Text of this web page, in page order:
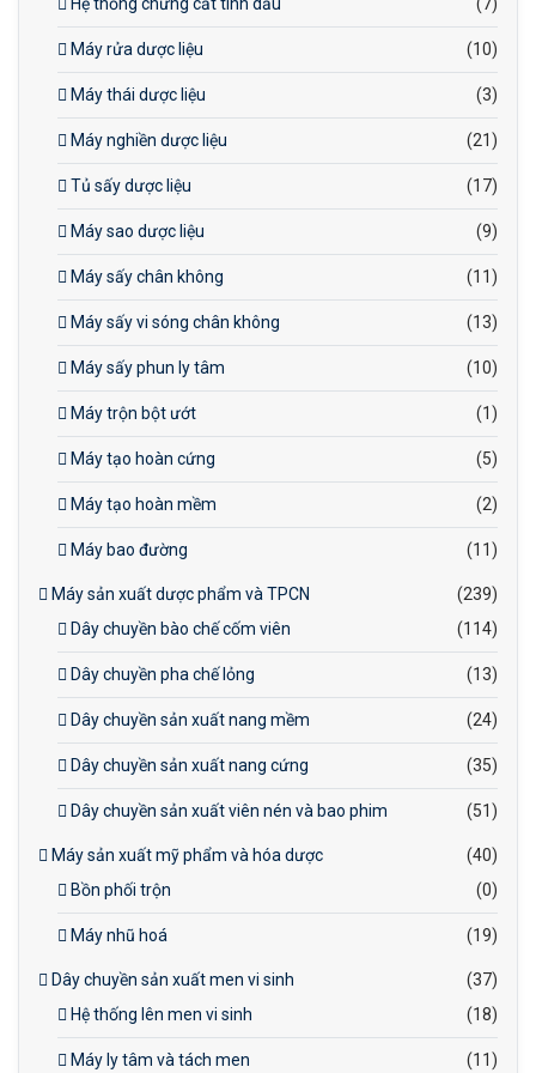
Máy rửa dược liệu (10)
Máy thái dược liệu (3)
Máy nghiền dược liệu (21)
Tủ sấy dược liệu (17)
Máy sao dược liệu (9)
Máy sấy chân không (11)
Máy sấy vi sóng chân không (13)
Máy sấy phun ly tâm (10)
Máy trộn bột ướt (1)
Máy tạo hoàn cứng (5)
Máy tạo hoàn mềm (2)
Máy bao đường (11)
Máy sản xuất dược phẩm và TPCN
(239)
Dây chuyền bào chế cốm viên
(114)
Dây chuyền pha chế lỏng (13)
Dây chuyền sản xuất nang mềm (24)
Dây chuyền sản xuất nang cứng (35)
Dây chuyền sản xuất viên nén và bao phim (51)
Máy sản xuất mỹ phẩm và hóa dược
(40)
Bồn phối trộn
(0)
Máy nhũ hoá (19)
Dây chuyền sản xuất men vi sinh
(37)
Hệ thống lên men vi sinh
(18)
Máy ly tâm và tách men (11)